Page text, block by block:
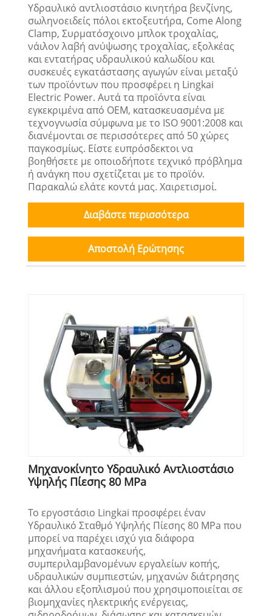
Υδραυλικό αντλιοστάσιο κινητήρα βενζίνης,
σωληνοειδείς πόλοι εκτοξευτήρα, Come Along
Clamp, Συρματόσχοινο μπλοκ τροχαλίας,
νάιλον λαβή ανύψωσης τροχαλίας, εξολκέας
και εντατήρας υδραυλικού καλωδίου και
συσκευές εγκατάστασης αγωγών είναι μεταξύ
των προϊόντων που προσφέρει η Lingkai
Electric Power. Αυτά τα προϊόντα είναι
εγκεκριμένα από OEM, κατασκευασμένα με
τεχνογνωσία σύμφωνα με το ISO 9001:2008 και
διανέμονται σε περισσότερες από 50 χώρες
παγκοσμίως. Είστε ευπρόσδεκτοι να
βοηθήσετε με οποιοδήποτε τεχνικό πρόβλημα
ή ανάγκη που σχετίζεται με το προϊόν.
Παρακαλώ ελάτε κοντά μας. Χαιρετισμοί.
Διαβάστε περισσότερα
Αποστολή Ερώτησης
Μηχανοκίνητο Υδραυλικό Αντλιοστάσιο
Υψηλής Πίεσης 80 MPa
Το εργοστάσιο Lingkai προσφέρει έναν
Υδραυλικό Σταθμό Υψηλής Πίεσης 80 MPa που
μπορεί να παρέχει ισχύ για διάφορα
μηχανήματα κατασκευής,
συμπεριλαμβανομένων εργαλείων κοπής,
υδραυλικών συμπιεστών, μηχανών διάτρησης
και άλλου εξοπλισμού που χρησιμοποιείται σε
βιομηχανίες ηλεκτρικής ενέργειας,